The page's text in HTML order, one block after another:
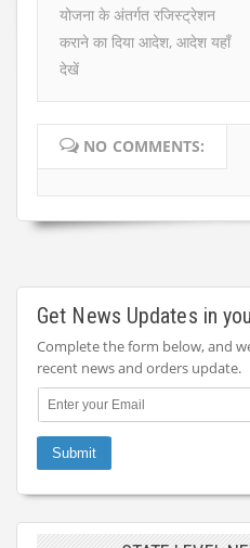
योजना के अंतर्गत रजिस्ट्रेशन
कराने का दिया आदेश, आदेश यहाँ
देखें
NO COMMENTS:
Get News Updates in
Complete the form below, and
recent news and orders update.